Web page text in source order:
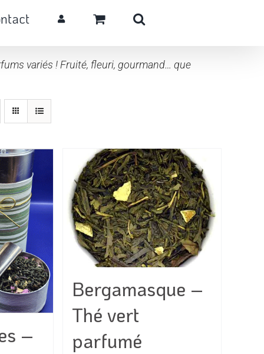
variés ! Fruité, fleuri, gourmand… que
–
Bergamasque –
Thé vert
parfumé